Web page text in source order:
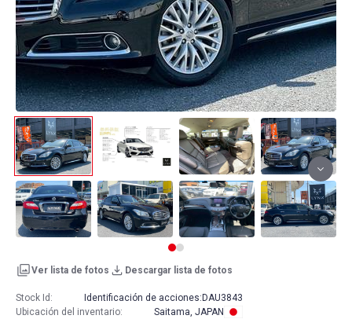
Ver lista de fotos Descargar lista de fotos
Stock Id: Identificación de acciones: DAU3843
Ubicación del inventario: Saitama, JAPAN